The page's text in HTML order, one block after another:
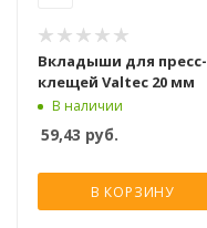
Вкладыши для пресс-
клещей Valtec 20 мм
В наличии
59,43 руб.
В КОРЗИНУ